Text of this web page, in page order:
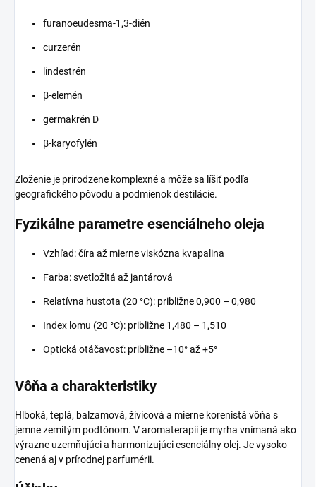
furanoeudesma-1,3-dién
curzerén
lindestrén
β-elemén
germakrén D
β-karyofylén
Zloženie je prirodzene komplexné a môže sa líšiť podľa
geografického pôvodu a podmienok destilácie.
Fyzikálne parametre esenciálneho oleja
Vzhľad: číra až mierne viskózna kvapalina
Farba: svetložltá až jantárová
Relatívna hustota (20 °C): približne 0,900 – 0,980
Index lomu (20 °C): približne 1,480 – 1,510
Optická otáčavosť: približne –10° až +5°
Vôňa a charakteristiky
Hlboká, teplá, balzamová, živicová a mierne korenistá vôňa s
jemne zemitým podtónom. V aromaterapii je myrha vnímaná ako
výrazne uzemňujúci a harmonizujúci esenciálny olej. Je vysoko
cenená aj v prírodnej parfumérii.